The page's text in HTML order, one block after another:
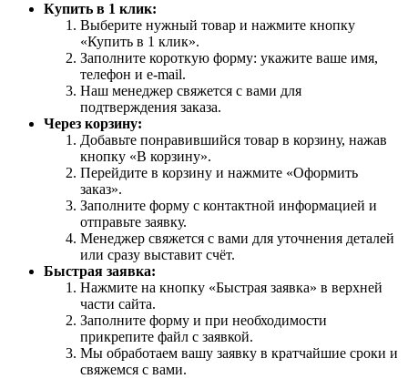
Купить в 1 клик:
Выберите нужный товар и нажмите кнопку
«Купить в 1 клик».
Заполните короткую форму: укажите ваше имя,
телефон и e-mail.
Наш менеджер свяжется с вами для
подтверждения заказа.
Через корзину:
Добавьте понравившийся товар в корзину, нажав
кнопку «В корзину».
Перейдите в корзину и нажмите «Оформить
заказ».
Заполните форму с контактной информацией и
отправьте заявку.
Менеджер свяжется с вами для уточнения деталей
или сразу выставит счёт.
Быстрая заявка:
Нажмите на кнопку «Быстрая заявка» в верхней
части сайта.
Заполните форму и при необходимости
прикрепите файл с заявкой.
Мы обработаем вашу заявку в кратчайшие сроки и
свяжемся с вами.